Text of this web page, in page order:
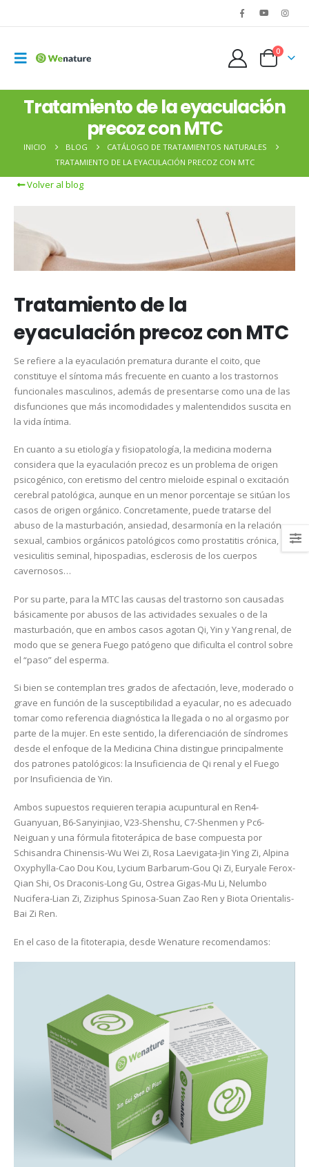
0
Tratamiento de la eyaculación
precoz con MTC
INICIO BLOG
CATÁLOGO DE TRATAMIENTOS NATURALES
TRATAMIENTO DE LA EYACULACIÓN PRECOZ CON MTC
Volver al blog
Tratamiento de la
eyaculación precoz con MTC
Se refiere a la eyaculación prematura durante el coito, que
constituye el síntoma más frecuente en cuanto a los trastornos
funcionales masculinos, además de presentarse como una de las
disfunciones que más incomodidades y malentendidos suscita en
la vida íntima.
En cuanto a su etiología y fisiopatología, la medicina moderna
considera que la eyaculación precoz es un problema de origen
psicogénico, con eretismo del centro mieloide espinal o excitación
cerebral patológica, aunque en un menor porcentaje se sitúan los
casos de origen orgánico. Concretamente, puede tratarse del
abuso de la masturbación, ansiedad, desarmonía en la relación
sexual, cambios orgánicos patológicos como prostatitis crónica,
vesiculitis seminal, hipospadias, esclerosis de los cuerpos
cavernosos…
Por su parte, para la MTC las causas del trastorno son causadas
básicamente por abusos de las actividades sexuales o de la
masturbación, que en ambos casos agotan Qi, Yin y Yang renal, de
modo que se genera Fuego patógeno que dificulta el control sobre
el “paso” del esperma.
Si bien se contemplan tres grados de afectación, leve, moderado o
grave en función de la susceptibilidad a eyacular, no es adecuado
tomar como referencia diagnóstica la llegada o no al orgasmo por
parte de la mujer. En este sentido, la diferenciación de síndromes
desde el enfoque de la Medicina China distingue principalmente
dos patrones patológicos: la Insuficiencia de Qi renal y el Fuego
por Insuficiencia de Yin.
Ambos supuestos requieren terapia acupuntural en Ren4-
Guanyuan, B6-Sanyinjiao, V23-Shenshu, C7-Shenmen y Pc6-
Neiguan y una fórmula fitoterápica de base compuesta por
Schisandra Chinensis-Wu Wei Zi, Rosa Laevigata-Jin Ying Zi, Alpina
Oxyphylla-Cao Dou Kou, Lycium Barbarum-Gou Qi Zi, Euryale Ferox-
Qian Shi, Os Draconis-Long Gu, Ostrea Gigas-Mu Li, Nelumbo
Nucifera-Lian Zi, Ziziphus Spinosa-Suan Zao Ren y Biota Orientalis-
Bai Zi Ren.
En el caso de la fitoterapia, desde Wenature recomendamos: